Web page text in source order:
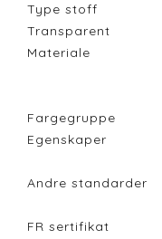
Type stoff
Transparent
Materiale
Fargegruppe
Egenskaper
Andre standarder
FR sertifikat